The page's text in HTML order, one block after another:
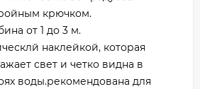
крючком.
от 1 до 3 м.
наклейкой, которая
свет и четко видна в
воды.рекомендована для